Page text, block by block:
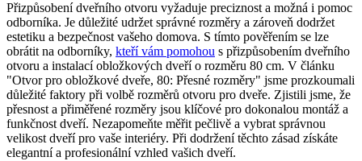
Přizpůsobení dveřního otvoru vyžaduje preciznost a možná i pomoc
odborníka. Je důležité udržet správné rozměry a zároveň dodržet
estetiku a bezpečnost vašeho domova. S tímto pověřením se lze
obrátit na odborníky, kteří vám pomohou s přizpůsobením dveřního
otvoru a instalací obložkových dveří o rozměru 80 cm. V článku
"Otvor pro obložkové dveře, 80: Přesné rozměry" jsme prozkoumali
důležité faktory při volbě rozměrů otvoru pro dveře. Zjistili jsme, že
přesnost a přiměřené rozměry jsou klíčové pro dokonalou montáž a
funkčnost dveří. Nezapomeňte měřit pečlivě a vybrat správnou
velikost dveří pro vaše interiéry. Při dodržení těchto zásad získáte
elegantní a profesionální vzhled vašich dveří.